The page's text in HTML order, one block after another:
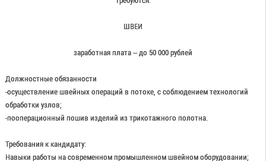
ШВЕИ
заработная плата – до 50 000 рублей
Должностные обязанности
-осуществление швейных операций в потоке, с соблюдением технологий
обработки узлов;
-пооперационный пошив изделий из трикотажного полотна.
Требования к кандидату:
Навыки работы на современном промышленном швейном оборудовании;